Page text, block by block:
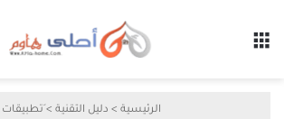
الرئيسية > دليل التقنية > َتطبيقات